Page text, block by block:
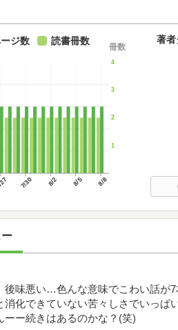
7/30 8/2 8/5 8/8
1
2
3
4
冊数
ジ数 読書冊数 著者
後味悪い…色んな意味でこわい話が
消化できていない苦々しさでいっぱ
ーー続きはあるのかな？(笑)